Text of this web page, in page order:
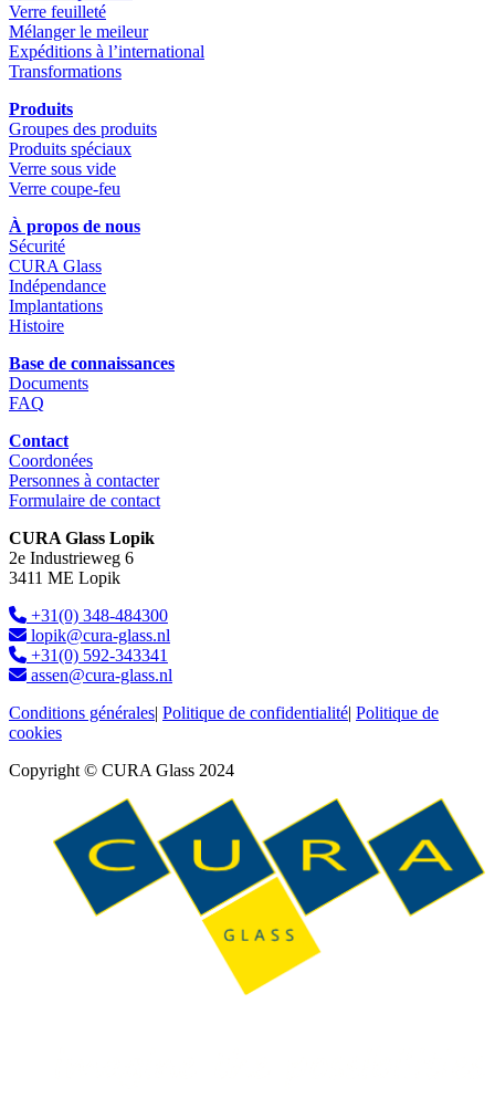
Verre feuilleté
Mélanger le meileur
Expéditions à l’international
Transformations
Produits
Groupes des produits
Produits spéciaux
Verre sous vide
Verre coupe-feu
À propos de nous
Sécurité
CURA Glass
Indépendance
Implantations
Histoire
Base de connaissances
Documents
FAQ
Contact
Coordonées
Personnes à contacter
Formulaire de contact
CURA Glass Lopik
2e Industrieweg 6
3411 ME Lopik
+31(0) 348-484300
lopik@cura-glass.nl
+31(0) 592-343341
assen@cura-glass.nl
Conditions générales| Politique de confidentialité| Politique de
cookies
Copyright © CURA Glass 2024